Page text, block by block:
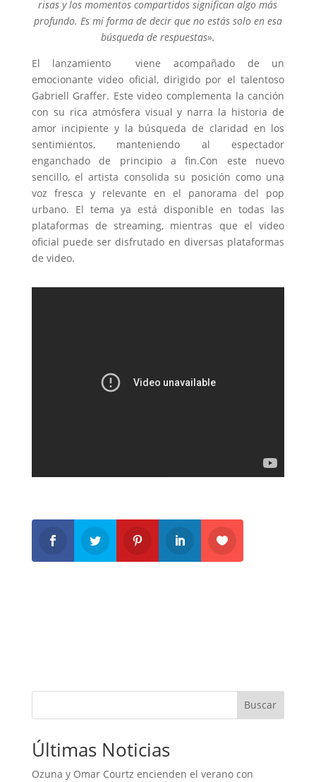
risas y los momentos compartidos significan algo más
profundo. Es mi forma de decir que no estás solo en esa
búsqueda de respuestas».
El lanzamiento viene acompañado de un
emocionante video oficial, dirigido por el talentoso
Gabriell Graffer. Este video complementa la canción
con su rica atmósfera visual y narra la historia de
amor incipiente y la búsqueda de claridad en los
sentimientos, manteniendo al espectador
enganchado de principio a fin.Con este nuevo
sencillo, el artista consolida su posición como una
voz fresca y relevante en el panorama del pop
urbano. El tema ya está disponible en todas las
plataformas de streaming, mientras que el video
oficial puede ser disfrutado en diversas plataformas
de video.
Buscar
Últimas Noticias
Ozuna y Omar Courtz encienden el verano con